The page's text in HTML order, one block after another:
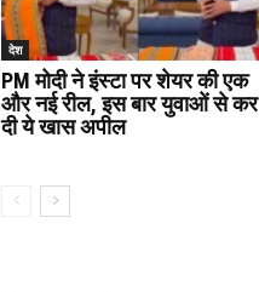
देश
PM मोदी ने इंस्टा पर शेयर की एक
और नई रील, इस बार युवाओं से कर
दी ये खास अपील